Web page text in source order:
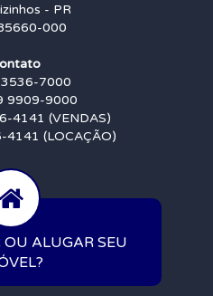
- PR
000
7000
9909-9000
4141 (VENDAS)
(LOCAÇÃO)
OU ALUGAR SEU